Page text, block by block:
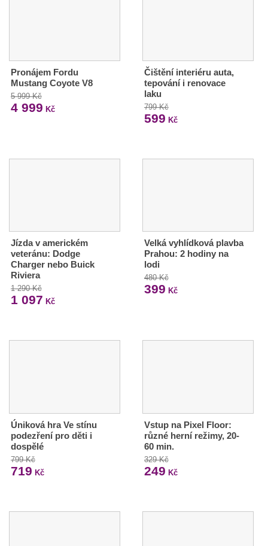
Pronájem Fordu
Mustang Coyote V8
5 999 Kč
4 999 Kč
Čištění interiéru auta,
tepování i renovace
laku
799 Kč
599 Kč
Jízda v americkém
veteránu: Dodge
Charger nebo Buick
Riviera
1 290 Kč
1 097 Kč
Velká vyhlídková plavba
Prahou: 2 hodiny na
lodi
480 Kč
399 Kč
Úniková hra Ve stínu
podezření pro děti i
dospělé
799 Kč
719 Kč
Vstup na Pixel Floor:
různé herní režimy, 20-
60 min.
329 Kč
249 Kč